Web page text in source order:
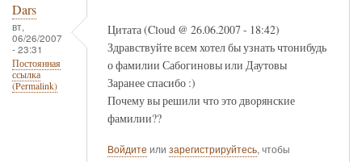
Dars
вт,
06/26/2007
- 23:31
Постоянная
ссылка
(Permalink)
Цитата (Cloud @ 26.06.2007 - 18:42)
Здравствуйте всем хотел бы узнать чтонибудь
о фамилии Сабогиновы или Даутовы
Заранее спасибо :)
Почему вы решили что это дворянские
фамилии??
Войдите или зарегистрируйтесь, чтобы